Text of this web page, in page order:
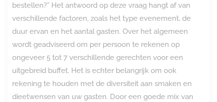
bestellen?” Het antwoord op deze vraag hangt af van
verschillende factoren, zoals het type evenement, de
duur ervan en het aantal gasten. Over het algemeen
wordt geadviseerd om per persoon te rekenen op
ongeveer 5 tot 7 verschillende gerechten voor een
uitgebreid buffet. Het is echter belangrijk om ook
rekening te houden met de diversiteit aan smaken en
dieetwensen van uw gasten. Door een goede mix van